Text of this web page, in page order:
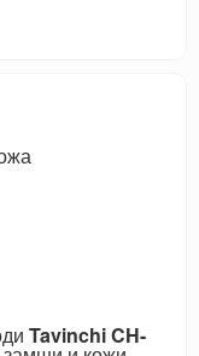
Tavinchi CH-